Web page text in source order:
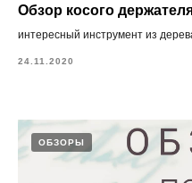
Обзор косого
интересный инструмент из
24.11.2020
ОБЗОРЫ